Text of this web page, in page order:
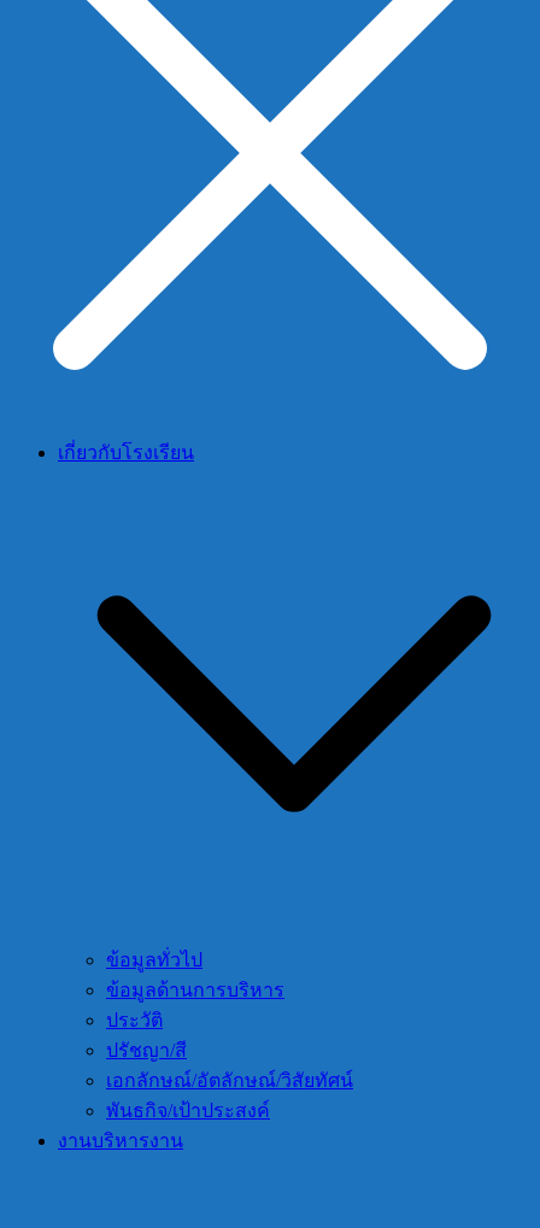
เกี่ยวกับโรงเรียน
ข้อมูลทั่วไป
ข้อมูลด้านการบริหาร
ประวัติ
ปรัชญา/สี
เอกลักษณ์/อัตลักษณ์/วิสัยทัศน์
พันธกิจ/เป้าประสงค์
งานบริหารงาน